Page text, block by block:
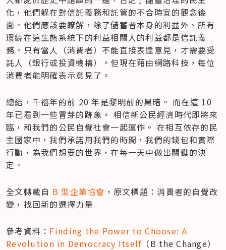
化，他們躲在對信託義務和託管的不合時宜的觀念後
面。他們應該要瞭解，除了儲蓄者本身的利益外、所有
環繞在這生態系統下的利益相關人的利益都是信託義
務。只有當人（消費者）不能直接表達意見，才需要受
託人（銀行或投資機構）。但現在藉由網路科技，每位
消費者能明確表示意見了。
總結，千禧年的前 20 年是黎明前的黑暗。 而在這 10
年已看到一些冒芽的跡象。 相信新公民經濟時代即將來
臨，和我們的公民自覺社會一起運作。 在相互依存的民
主國家中，我們承諾用我們的時間，我們的錢包和實際
行動，為我們想要的世界，在每一天中做出關鍵的決
定。
全文轉載自 B 型企業協會 ，原文標題：消費者的自覺改
變，找回新的選擇力量
參考資料： Finding the Power to Choose: A
Revolution in Democracy Itself （B the Change）